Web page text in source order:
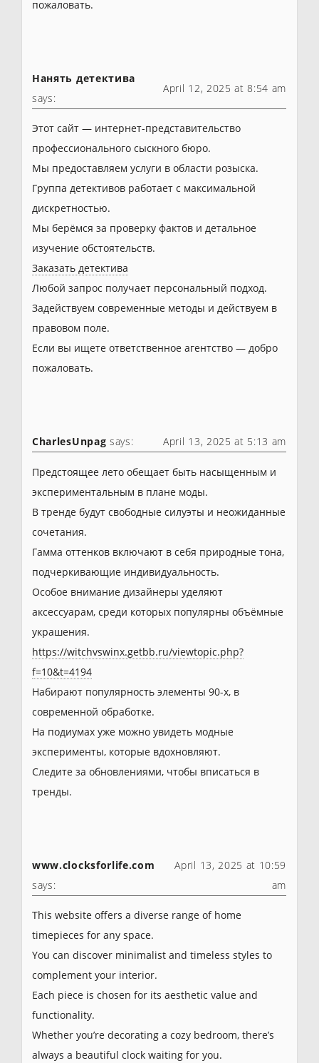
пожаловать.
Нанять детектива
says:
April 12, 2025 at 8:54 am
Этот сайт — интернет-представительство
профессионального сыскного бюро.
Мы предоставляем услуги в области розыска.
Группа детективов работает с максимальной
дискретностью.
Мы берёмся за проверку фактов и детальное
изучение обстоятельств.
Заказать детектива
Любой запрос получает персональный подход.
Задействуем современные методы и действуем в
правовом поле.
Если вы ищете ответственное агентство — добро
пожаловать.
CharlesUnpag says: April 13, 2025 at 5:13 am
Предстоящее лето обещает быть насыщенным и
экспериментальным в плане моды.
В тренде будут свободные силуэты и неожиданные
сочетания.
Гамма оттенков включают в себя природные тона,
подчеркивающие индивидуальность.
Особое внимание дизайнеры уделяют
аксессуарам, среди которых популярны объёмные
украшения.
https://witchvswinx.getbb.ru/viewtopic.php?
f=10&t=4194
Набирают популярность элементы 90-х, в
современной обработке.
На подиумах уже можно увидеть модные
эксперименты, которые вдохновляют.
Следите за обновлениями, чтобы вписаться в
тренды.
www.clocksforlife.com
says:
April 13, 2025 at 10:59
am
This website offers a diverse range of home
timepieces for any space.
You can discover minimalist and timeless styles to
complement your interior.
Each piece is chosen for its aesthetic value and
functionality.
Whether you’re decorating a cozy bedroom, there’s
always a beautiful clock waiting for you.